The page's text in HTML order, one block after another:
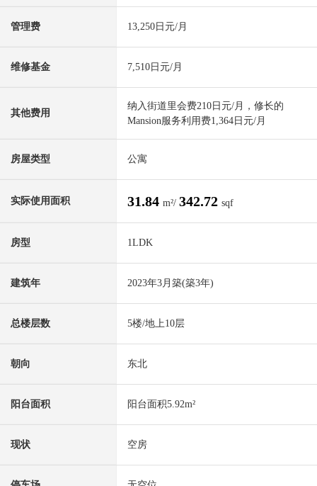
管理费 13,250日元/月
维修基金 7,510日元/月
其他费用
纳入街道里会费210日元/月，修长的
Mansion服务利用费1,364日元/月
房屋类型 公寓
实际使用面积 31.84 m²/ 342.72 sqf
房型 1LDK
建筑年 2023年3月築(築3年)
总楼层数 5楼/地上10层
朝向 东北
阳台面积 阳台面积5.92m²
现状 空房